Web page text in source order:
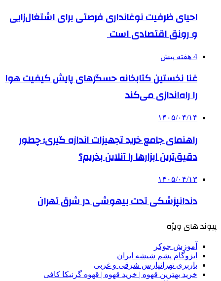
احیای ظرفیت نوغانداری فرصتی برای اشتغال‌زایی
و رونق اقتصادی است
4 هفته پیش
غنا نخستین کتابخانه حسگرهای پایش کیفیت هوا
را راه‌اندازی می‌کند
۱۴۰۵/۰۴/۱۴
راهنمای جامع خرید تجهیزات اندازه گیری؛ چطور
دقیق‌ترین ابزارها را آنلاین بخریم؟
۱۴۰۵/۰۴/۱۳
دندانپزشکی تحت بیهوشی در شرق تهران
پیوند های ویژه
آموزش جوکر
ایزوگام پشم شیشه ایران
باربری تهرانپارس شرقی و غربی
خرید بهترین قهوه | خرید قهوه | قهوه گرنیکا کافی